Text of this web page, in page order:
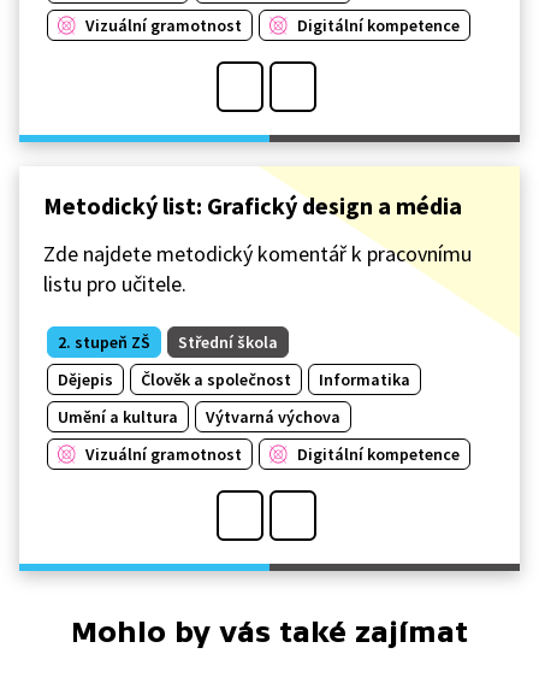
Vizuální gramotnost
Digitální kompetence
Metodický list: Grafický design a média
Zde najdete metodický komentář k pracovnímu
listu pro učitele.
2. stupeň ZŠ
Střední škola
Dějepis
Člověk a společnost
Informatika
Umění a kultura
Výtvarná výchova
Vizuální gramotnost
Digitální kompetence
Mohlo by vás také zajímat